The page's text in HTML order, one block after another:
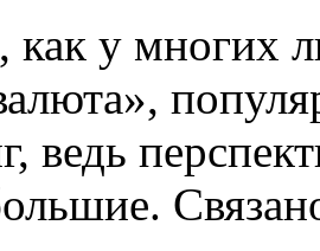
как у многих
ведь